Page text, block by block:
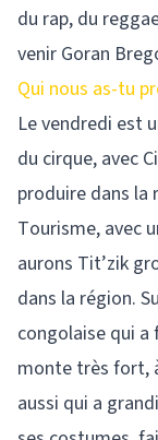
du rap, du
venir Goran
Qui nous as-tu
Le vendredi est
du cirque, avec
produire dans la
Tourisme, avec
aurons Tit’zik
dans la région.
congolaise qui a
monte très fort,
aussi qui a